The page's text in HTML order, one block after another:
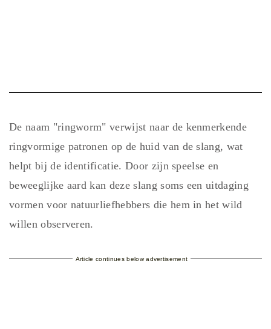
De naam "ringworm" verwijst naar de kenmerkende
ringvormige patronen op de huid van de slang, wat
helpt bij de identificatie. Door zijn speelse en
beweeglijke aard kan deze slang soms een uitdaging
vormen voor natuurliefhebbers die hem in het wild
willen observeren.
Article continues below advertisement